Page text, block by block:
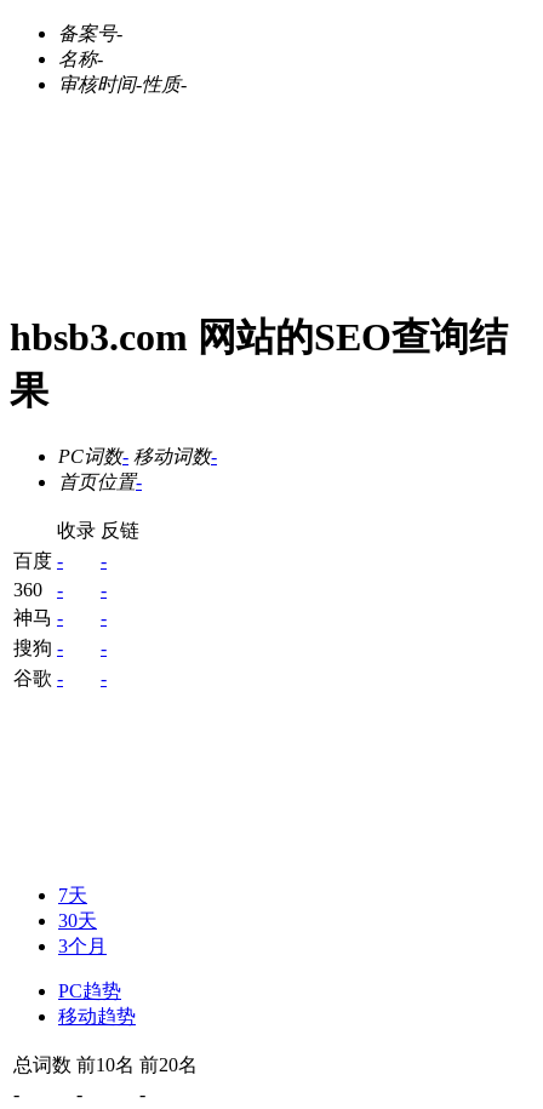
备案号-
名称-
审核时间-性质-
hbsb3.com 网站的SEO查询结
果
PC词数- 移动词数-
首页位置-
收录 反链
百度 -
-
360
-
-
神马 -
-
搜狗 -
-
谷歌 - -
7天
30天
3个月
PC趋势
移动趋势
总词数 前10名 前20名
-
- -